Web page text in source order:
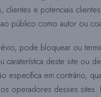
e potenciais
público como autor ou
pode bloquear ou
deste site ou
específica em contrário,
operadores desses